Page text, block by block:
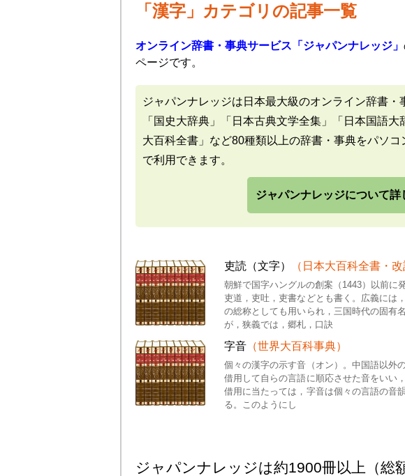
「漢字」カテゴリの記事一覧
オンライン辞書・事典サービス「ジャパンナレッジ」
ページです。
ジャパンナレッジは日本最大級のオンライン辞書・
「国史大辞典」「日本古典文学全集」「日本国語
大百科全書」など80種類以上の辞書・事典をパソ
で利用できます。
ジャパンナレッジについて
吏読（文字） （日本大百科全書・
朝鮮で国字ハングルの創案（1443）以前に
吏道，吏吐，吏書などとも書く。広義には
の総称としても用いられ，三国時代の固有
が，狭義では，郷札，口訣
字音（世界大百科事典）
個々の漢字の示す音（オン）。中国語以外
借用して自らの言語に順応させた音をいい
借用に当たっては，字音は個々の言語の音
る。このようにし
ジャパンナレッジは約1900冊以上（総